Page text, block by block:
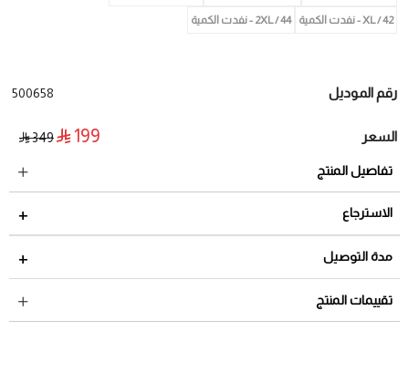
42 / XL - نفدت الكمية 2XL / 44 - نفدت الكمية
رقم الموديل 500658
السعر 199
349
تفاصيل المنتج
الاسترجاع
مدة الاسترجاع 2 أيام من تاريخ استلام الطلب
لمراجعة سياسة الاسترجاع عبر الرابط التالي
مدة التوصيل
داخل السعودية: من 3 الى 8 أيام عمل
تقييمات المنتج